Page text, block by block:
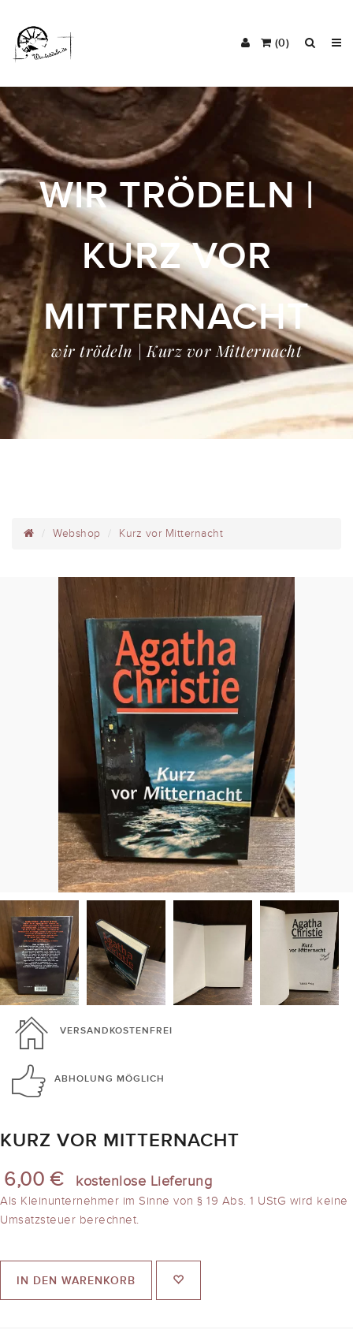
(0)
WIR TRÖDELN |
KURZ VOR
MITTERNACHT
wir trödeln | Kurz vor Mitternacht
Webshop Kurz vor Mitternacht
VERSANDKOSTENFREI
ABHOLUNG MÖGLICH
KURZ VOR MITTERNACHT
6,00 € kostenlose Lieferung
Als Kleinunternehmer im Sinne von § 19 Abs. 1 UStG wird keine
Umsatzsteuer berechnet.
IN DEN WARENKORB